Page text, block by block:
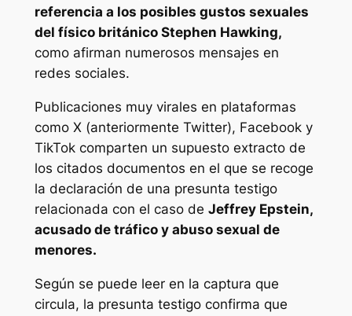
referencia a los posibles gustos sexuales
del físico británico Stephen Hawking,
como afirman numerosos mensajes en
redes sociales.
Publicaciones muy virales en plataformas
como X (anteriormente Twitter), Facebook y
TikTok comparten un supuesto extracto de
los citados documentos en el que se recoge
la declaración de una presunta testigo
relacionada con el caso de Jeffrey Epstein,
acusado de tráfico y abuso sexual de
menores.
Según se puede leer en la captura que
circula, la presunta testigo confirma que